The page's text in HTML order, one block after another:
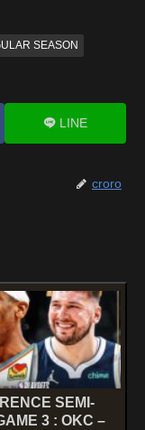
SEASON
LINE
croro
SEMI-
3 : OKC –